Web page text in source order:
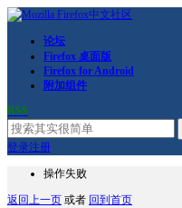
论坛
Firefox 桌面版
Firefox for Android
附加组件
RSS
登录注册
操作失败
返回上一页 或者 回到首页